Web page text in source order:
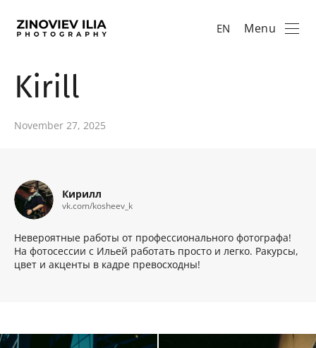
EN Menu
Kirill
November 27, 2025
Кирилл
vk.com/kosheev_k
Невероятные работы от профессионального фотографа!
На фотосессии с Ильей работать просто и легко. Ракурсы,
цвет и акценты в кадре превосходны!